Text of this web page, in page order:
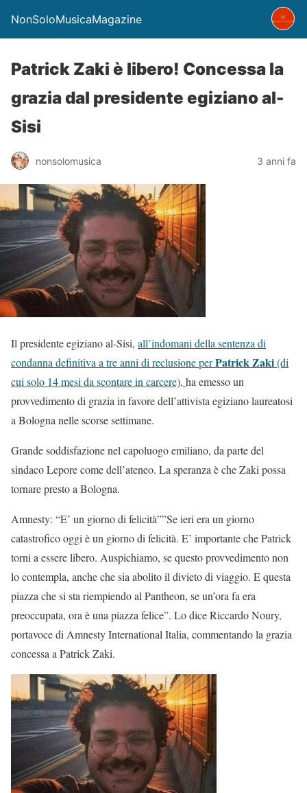
NonSoloMusicaMagazine
Patrick Zaki è libero! Concessa la
grazia dal presidente egiziano al-
Sisi
nonsolomusica 3 anni fa
Il presidente egiziano al-Sisi, all’indomani della sentenza di
condanna definitiva a tre anni di reclusione perPatrick Zaki(di
cui solo 14 mesi da scontare in carcere), ha emesso un
provvedimento di grazia in favore dell’attivista egiziano laureatosi
a Bologna nelle scorse settimane.
Grande soddisfazione nel capoluogo emiliano, da parte del
sindaco Lepore come dell’ateneo. La speranza è che Zaki possa
tornare presto a Bologna.
Amnesty: “E’ un giorno di felicità””Se ieri era un giorno
catastrofico oggi è un giorno di felicità. E’ importante che Patrick
torni a essere libero. Auspichiamo, se questo provvedimento non
lo contempla, anche che sia abolito il divieto di viaggio. E questa
piazza che si sta riempiendo al Pantheon, se un’ora fa era
preoccupata, ora è una piazza felice”. Lo dice Riccardo Noury,
portavoce di Amnesty International Italia, commentando la grazia
concessa a Patrick Zaki.